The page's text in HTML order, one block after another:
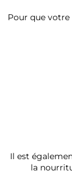
Pour que votre
Il est
la